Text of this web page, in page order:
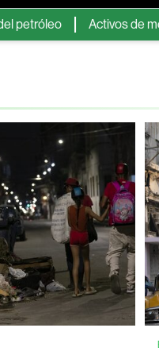
Activos de mercados